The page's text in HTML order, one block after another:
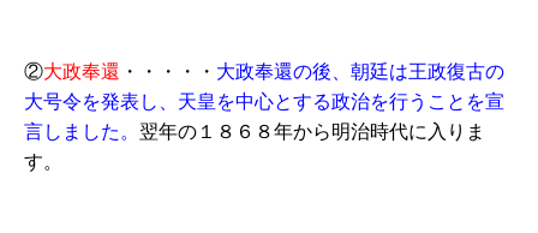
②大政奉還 ・・・・・ 大政奉還の後、朝廷は王政復古の
大号令を発表し、天皇を中心とする政治を行うことを宣
言しました。 翌年の１８６８年から明治時代に入りま
す。